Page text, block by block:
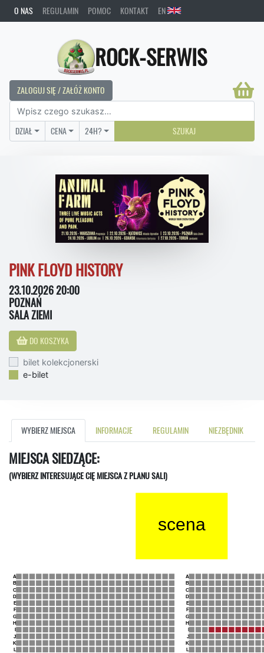
O NAS REGULAMIN POMOC KONTAKT EN
ROCK-SERWIS
ZALOGUJ SIĘ / ZAŁÓŻ KONTO
DZIAŁ CENA 24H? SZUKAJ
PINK FLOYD HISTORY
23.10.2026 20:00
POZNAŃ
SALA ZIEMI
DO KOSZYKA
bilet kolekcjonerski
e-bilet
WYBIERZ MIEJSCA INFORMACJE REGULAMIN NIEZBĘDNIK
MIEJSCA SIEDZĄCE:
(WYBIERZ INTERESUJĄCE CIĘ MIEJSCA Z PLANU SALI)